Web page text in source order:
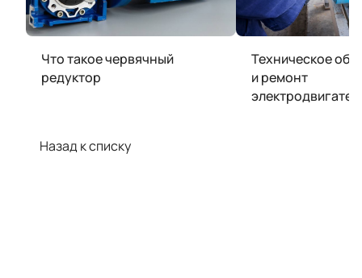
Что такое червячный
редуктор
Техническое
и ремонт
Назад к списку